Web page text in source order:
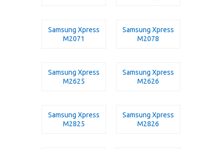
Samsung Xpress
M2071
Samsung Xpress
M2078
Samsung Xpress
M2625
Samsung Xpress
M2626
Samsung Xpress
M2825
Samsung Xpress
M2826